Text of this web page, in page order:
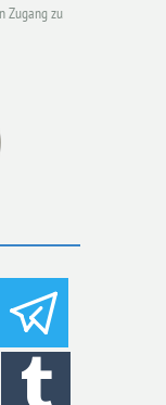
Zugang zu